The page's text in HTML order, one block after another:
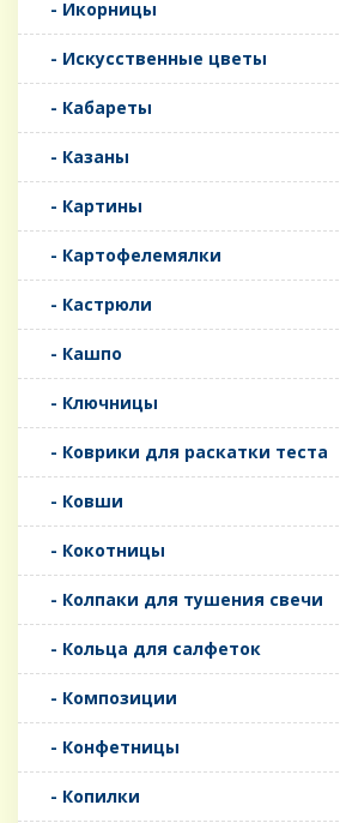
- Икорницы
- Искусственные цветы
- Кабареты
- Казаны
- Картины
- Картофелемялки
- Кастрюли
- Кашпо
- Ключницы
- Коврики для раскатки теста
- Ковши
- Кокотницы
- Колпаки для тушения свечи
- Кольца для салфеток
- Композиции
- Конфетницы
- Копилки